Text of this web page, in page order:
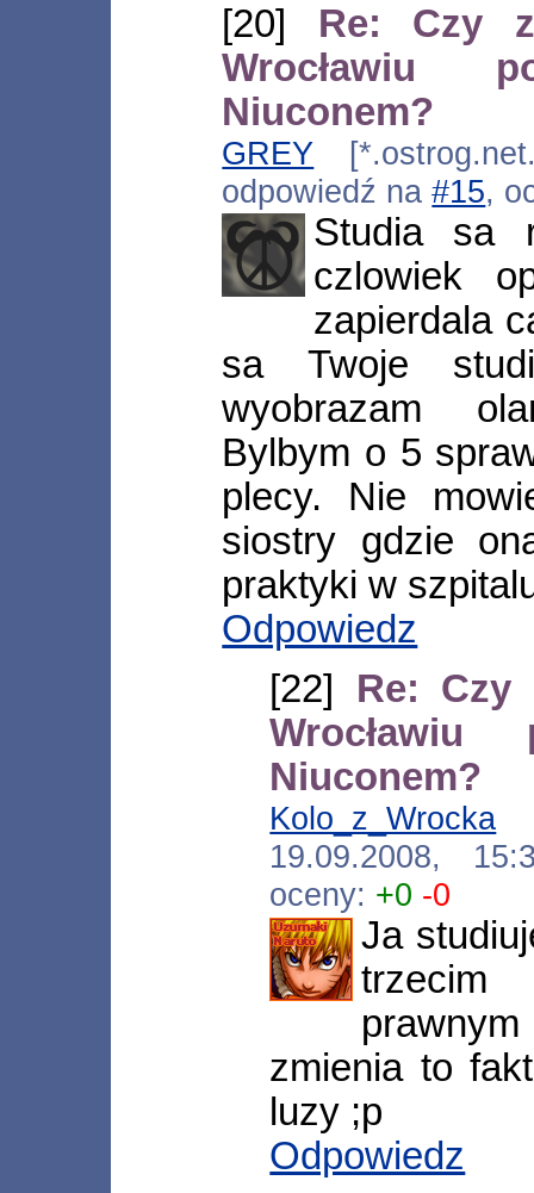
[20] Re: Czy
Wrocławiu
Niuconem?
GREY
odpowiedź na#15,
Studia sa
czlowiek
zapierdala
sa Twoje
wyobrazam
Bylbym o 5
plecy. Nie
siostry gdzie
praktyki w
Odpowiedz
[22] Re: Czy
Niuconem?
Kolo_z_Wrocka
19.09.2008,
oceny: +0 -0
Ja
trzecim
zmienia to
luzy ;p
Odpowiedz